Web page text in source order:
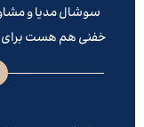
سوشال مدیا و
خفنی هم هست برای